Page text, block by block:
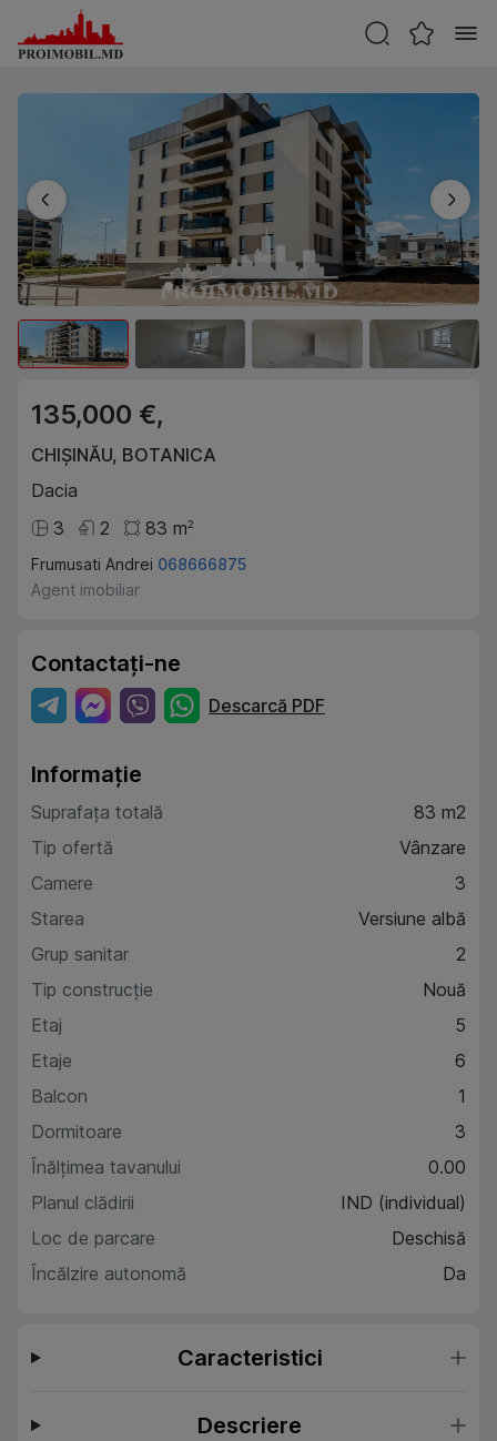
135,000 €,
CHIȘINĂU, BOTANICA
Dacia
3
2 83 m2
Frumusati Andrei 068666875
Agent imobiliar
Contactați-ne
Descarcă PDF
Informație
Suprafața totală
83 m2
Tip ofertă
Vânzare
Camere
3
Starea
Versiune albă
Grup sanitar
2
Tip construcție
Nouă
Etaj
5
Etaje
6
Balcon
1
Dormitoare
3
Înălțimea tavanului
0.00
Planul clădirii
IND (individual)
Loc de parcare
Deschisă
Încălzire autonomă
Da
Caracteristici
Descriere